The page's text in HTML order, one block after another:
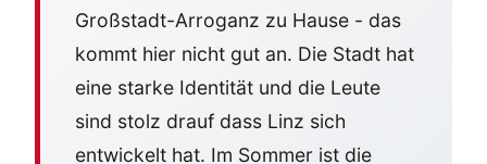
Großstadt-Arroganz zu Hause - das
kommt hier nicht gut an. Die Stadt hat
eine starke Identität und die Leute
sind stolz drauf dass Linz sich
entwickelt hat. Im Sommer ist die